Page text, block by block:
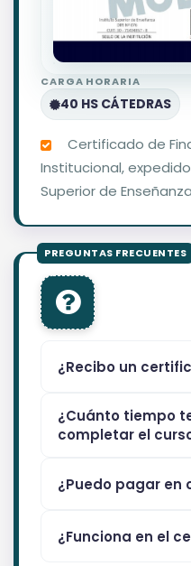
CARGA HORARIA
40 HS CÁTEDRAS
Certificado de
Institucional,
Superior de
¿Recibo un
¿Cuánto tiempo
completar el
¿Puedo pagar en
¿Funciona en el